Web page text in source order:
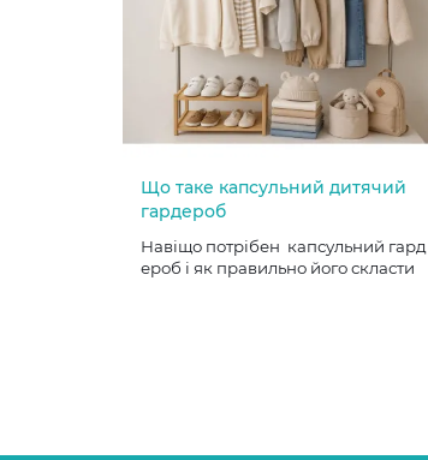
Що таке капсульний дитячий
гардероб
Навіщо потрібен капсульний гард
ероб і як правильно його скласти